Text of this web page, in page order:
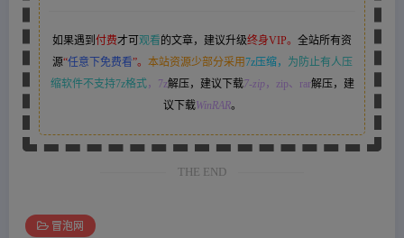
如果遇到 付费才可 观看 的文章，建议升级终身VIP。 全站所有资
源“任意下免费看”。 本站资源少部分采用7z压缩，
为防止有人压
缩软件不支持7z格式，7z解压，建议下载7-zip，zip、rar解压，建
议下载WinRAR。
THE END
冒泡网